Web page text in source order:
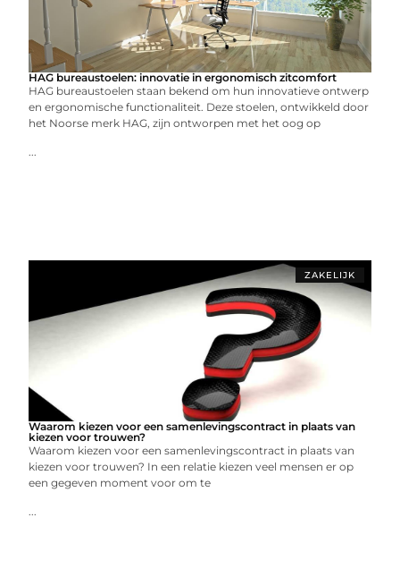
HAG bureaustoelen: innovatie in ergonomisch zitcomfort
HAG bureaustoelen staan bekend om hun innovatieve ontwerp
en ergonomische functionaliteit. Deze stoelen, ontwikkeld door
het Noorse merk HAG, zijn ontworpen met het oog op
...
ZAKELIJK
Waarom kiezen voor een samenlevingscontract in plaats van
kiezen voor trouwen?
Waarom kiezen voor een samenlevingscontract in plaats van
kiezen voor trouwen? In een relatie kiezen veel mensen er op
een gegeven moment voor om te
...